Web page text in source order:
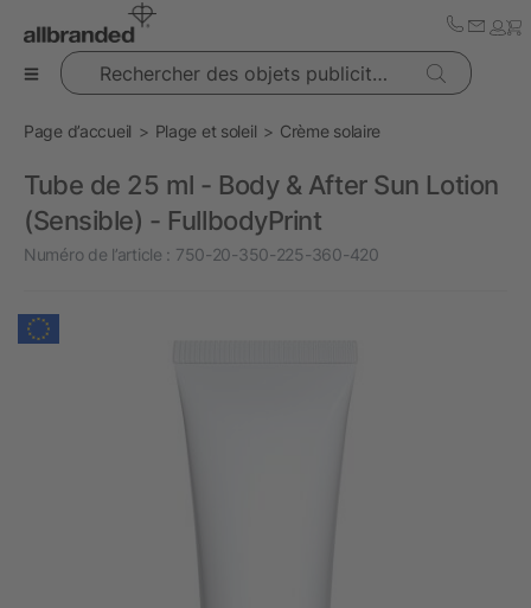
Rechercher des objets publicitaires
Page d’accueil Plage et soleil Crème solaire
Tube de 25 ml - Body & After Sun Lotion
(Sensible) - FullbodyPrint
Numéro de l’article : 750-20-350-225-360-420